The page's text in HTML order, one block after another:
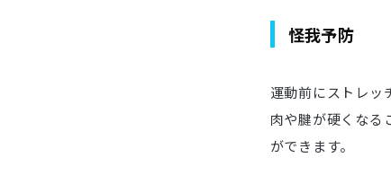
怪我予防
運動前にストレッ
肉や腱が硬くなる
ができます。